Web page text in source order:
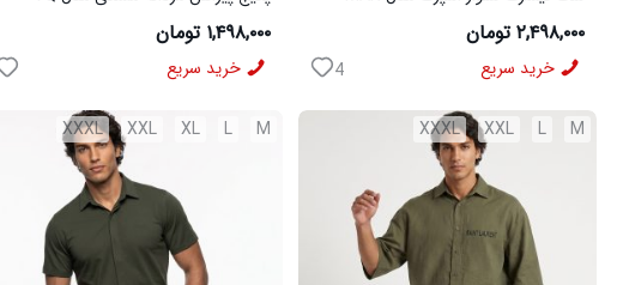
مشکی
۲,۴۹۸,۰۰۰ تومان
خرید سریع 4
شلوار مردانه مشکی مدل MOBIN
۱,۴۹۸,۰۰۰ تومان
خرید سریع
M
L
XXL
XXXL
M
L
XL
XXL
XXXL